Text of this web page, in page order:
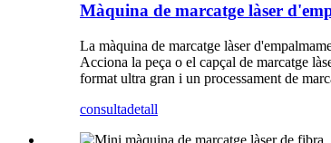
Màquina de marcatge làser
La màquina de marcatge làser
Acciona la peça o el capçal de marcatge
format ultra gran i un processament de
consultadetall